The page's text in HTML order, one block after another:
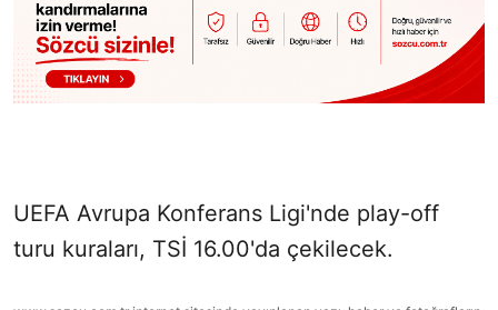
UEFA Avrupa Konferans Ligi'nde play-off
turu kuraları, TSİ 16.00'da çekilecek.